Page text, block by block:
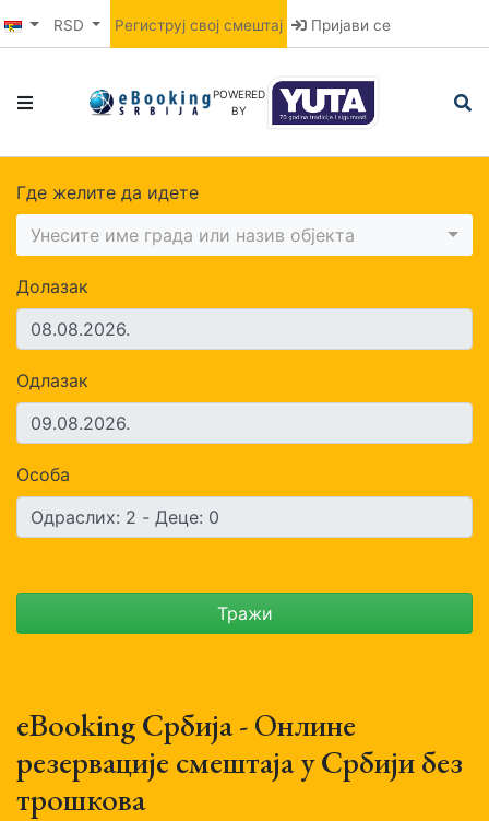
RSD Региструј свој смештај Пријави се
POWERED
BY
Где желите да идете
Унесите име града или назив објекта
Долазак
Одлазак
Особа
Тражи
eBooking Србија - Онлине
резервације смештаја у Србији без
трошкова